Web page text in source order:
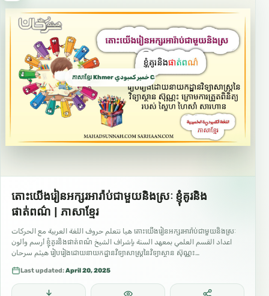
ភាសាខ្មែរ Khmer خمير كمبودي Cambodian
តោះយើងរៀនអក្សរអារ៉ាប់ជាមួយនិងស្រៈ ខ្ញុំគូរនិង
ផាត់ពណ៌ | ភាសាខ្មែរ
هيثم سرحان រៀបរៀងដោយនាយកដ្ឋានវិទ្យាសាស្ត្រនៃវិទ្យាស្ថាន ស៊ុណ្ណះ…
Last updated:April 20, 2025